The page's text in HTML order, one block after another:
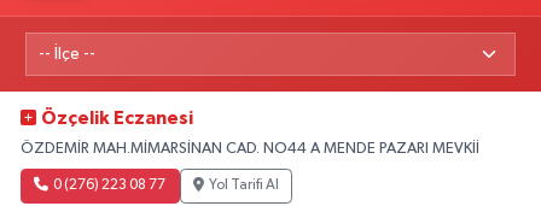
Özçelik Eczanesi
ÖZDEMİR MAH.MİMARSİNAN CAD. NO44 A MENDE PAZARI MEVKİİ
0 (276) 223 08 77 Yol Tarifi Al